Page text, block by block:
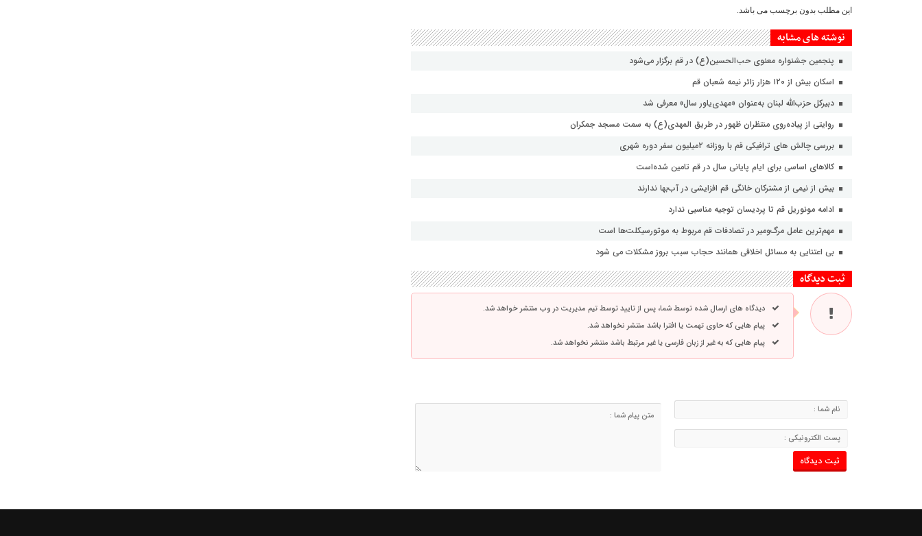
این مطلب بدون برچسب می باشد.
نوشته های مشابه
پنجمین جشنواره معنوی حب‌الحسین(ع) در قم برگزار می‌شود
اسکان بیش از ۱۲۰ هزار زائر نیمه شعبان قم
دبیرکل حزب‌الله لبنان به‌عنوان «مهدی‌یاور سال» معرفی شد
روایتی از پیاده‌روی منتظران ظهور در طریق المهدی(ع) به سمت مسجد جمکران
بررسی چالش های ترافیکی قم با روزانه ۲میلیون سفر دوره شهری
کالاهای اساسی برای ایام پایانی سال در قم تامین شده‌است
بیش از نیمی از مشترکان خانگی قم افزایشی در آب‌بها ندارند
ادامه مونوریل قم تا پردیسان توجیه مناسبی ندارد
مهم‌ترین عامل مرگ‌ومیر در تصادفات قم مربوط به موتورسیکلت‌ها است
بی اعتنایی به مسائل اخلاقی همانند حجاب سبب بروز مشکلات می شود
ثبت دیدگاه
دیدگاه های ارسال شده توسط شما، پس از تایید توسط تیم مدیریت در وب منتشر خواهد شد.
پیام هایی که حاوی تهمت یا افترا باشد منتشر نخواهد شد.
پیام هایی که به غیر از زبان فارسی یا غیر مرتبط باشد منتشر نخواهد شد.